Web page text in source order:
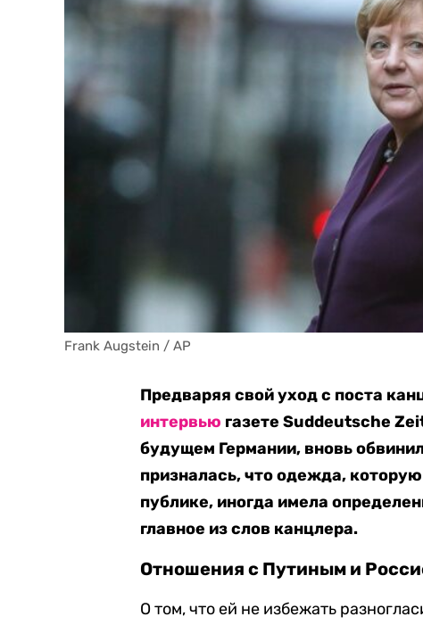
Frank Augstein / AP
Предваряя свой уход с поста
интервью газете Suddeutsche
будущем Германии, вновь
призналась, что одежда,
публике, иногда имела
главное из слов канцлера.
Отношения с Путиным и
О том, что ей не избежать